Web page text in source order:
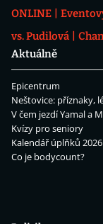
ONLINE
vs. Pudilová
Aktuálně
Epicentrum
Neštovice: příznaky,
V čem jezdí Yamal a
Kvízy pro seniory
Kalendář úplňků 2026
Co je bodycount?